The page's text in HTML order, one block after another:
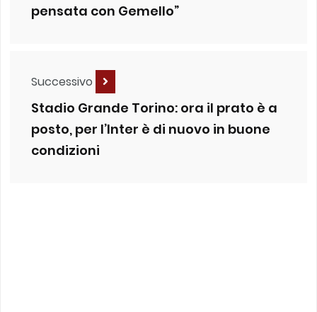
pensata con Gemello”
Successivo
Stadio Grande Torino: ora il prato è a
posto, per l’Inter è di nuovo in buone
condizioni